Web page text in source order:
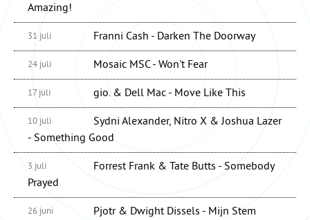
Amazing!
31 juli Franni Cash - Darken The Doorway
24 juli Mosaic MSC - Won't Fear
17 juli gio. & Dell Mac - Move Like This
10 juli
Sydni Alexander, Nitro X & Joshua Lazer
- Something Good
3 juli
Forrest Frank & Tate Butts - Somebody
Prayed
26 juni Pjotr & Dwight Dissels - Mijn Stem